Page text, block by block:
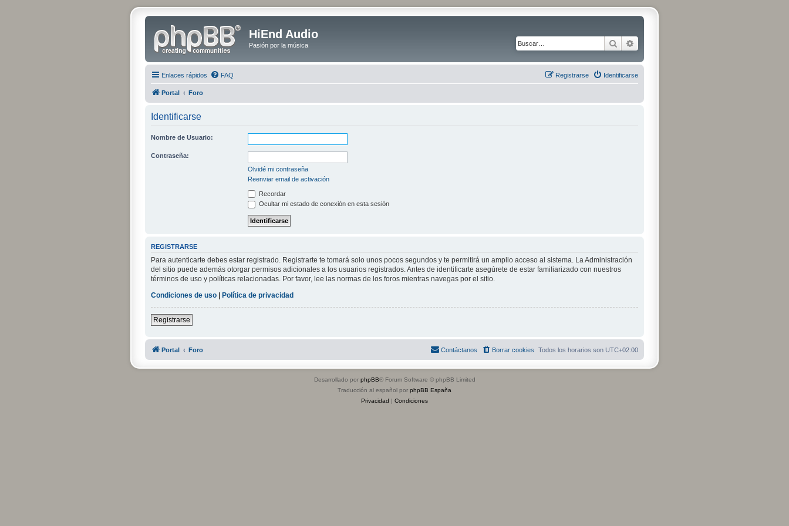
HiEnd Audio
Pasión por la música Buscar
Enlaces rápidos FAQ Identificarse
Registrarse
Portal Foro
Identificarse
Nombre de Usuario:
Contraseña:
Olvidé mi contraseña
Reenviar email de activación
Recordar
Ocultar mi estado de conexión en esta sesión
REGISTRARSE
Para autenticarte debes estar registrado. Registrarte te tomará solo unos pocos segundos y te permitirá un amplio acceso al sistema. La Administración
del sitio puede además otorgar permisos adicionales a los usuarios registrados. Antes de identificarte asegúrete de estar familiarizado con nuestros
términos de uso y políticas relacionadas. Por favor, lee las normas de los foros mientras navegas por el sitio.
Condiciones de uso
Política de privacidad
Registrarse
Portal Foro Todos los horarios son UTC+02:00
Borrar cookies
Contáctanos
Desarrollado por phpBB® Forum Software © phpBB Limited
Traducción al español por phpBB España
Privacidad | Condiciones